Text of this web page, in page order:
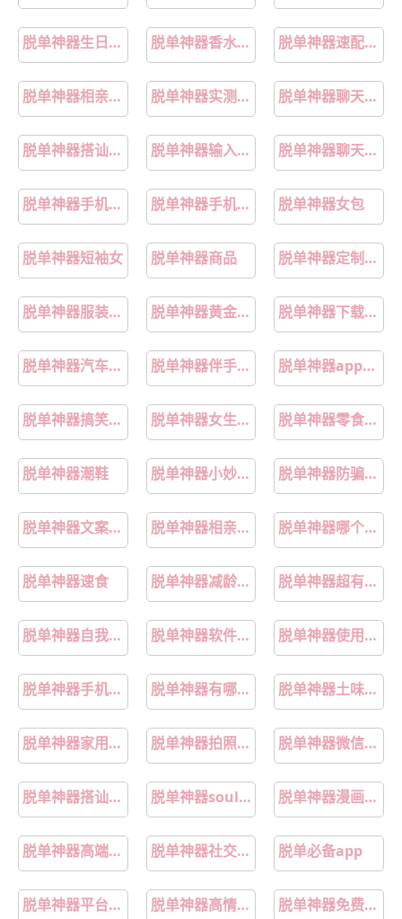
脱单神器生日蛋糕 脱单神器香水热卖 脱单神器速配使用指南
脱单神器相亲APP推荐 脱单神器实测真实效果 脱单神器聊天秘诀
脱单神器搭讪指南 脱单神器输入法推荐 脱单神器聊天小程序推荐
脱单神器手机软件 脱单神器手机应用 脱单神器女包
脱单神器短袖女 脱单神器商品 脱单神器定制手绘
脱单神器服装搭配套装 脱单神器黄金手链 脱单神器下载攻略
脱单神器汽车饰品 脱单神器伴手礼攻略 脱单神器app实测推荐
脱单神器搞笑段子 脱单神器女生聊天表情 脱单神器零食推荐
脱单神器潮鞋 脱单神器小妙招揭秘 脱单神器防骗避坑指南
脱单神器文案软件 脱单神器相亲软件实测 脱单神器哪个最好
脱单神器速食 脱单神器减龄发型 脱单神器超有趣社交软件
脱单神器自我介绍模板 脱单神器软件正版 脱单神器使用步骤
脱单神器手机挂饰 脱单神器有哪些实用类型 脱单神器土味情话
脱单神器家用工具 脱单神器拍照工具 脱单神器微信背景图
脱单神器搭讪技巧 脱单神器soul实测 脱单神器漫画免费下拉式
脱单神器高端平台推荐 脱单神器社交app测评 脱单必备app
脱单神器平台推荐 脱单神器高情商输入法 脱单神器免费键盘